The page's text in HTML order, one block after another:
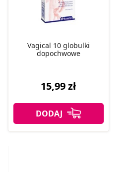
Vagical 10 globulki
dopochwowe
15,99 zł